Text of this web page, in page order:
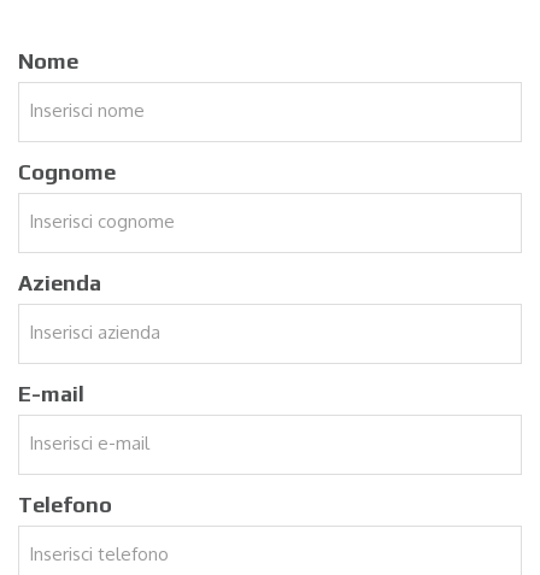
Nome
Cognome
Azienda
E-mail
Telefono